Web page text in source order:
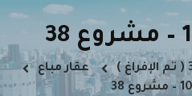
عقار مباع